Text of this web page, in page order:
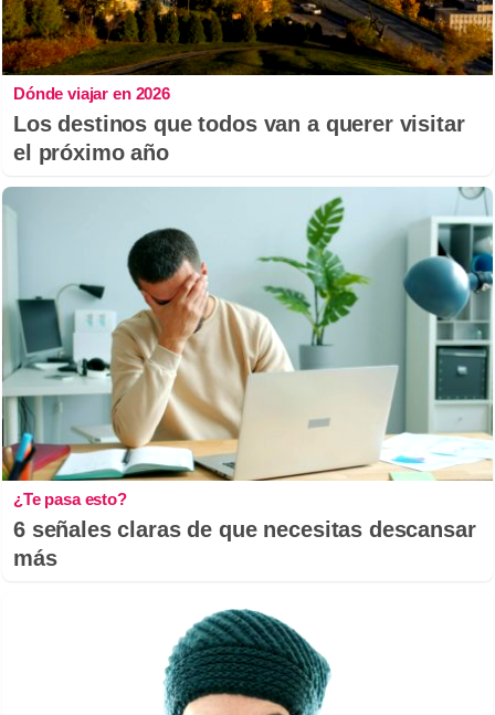
Dónde viajar en 2026
Los destinos que todos van a querer visitar
el próximo año
¿Te pasa esto?
6 señales claras de que necesitas descansar
más